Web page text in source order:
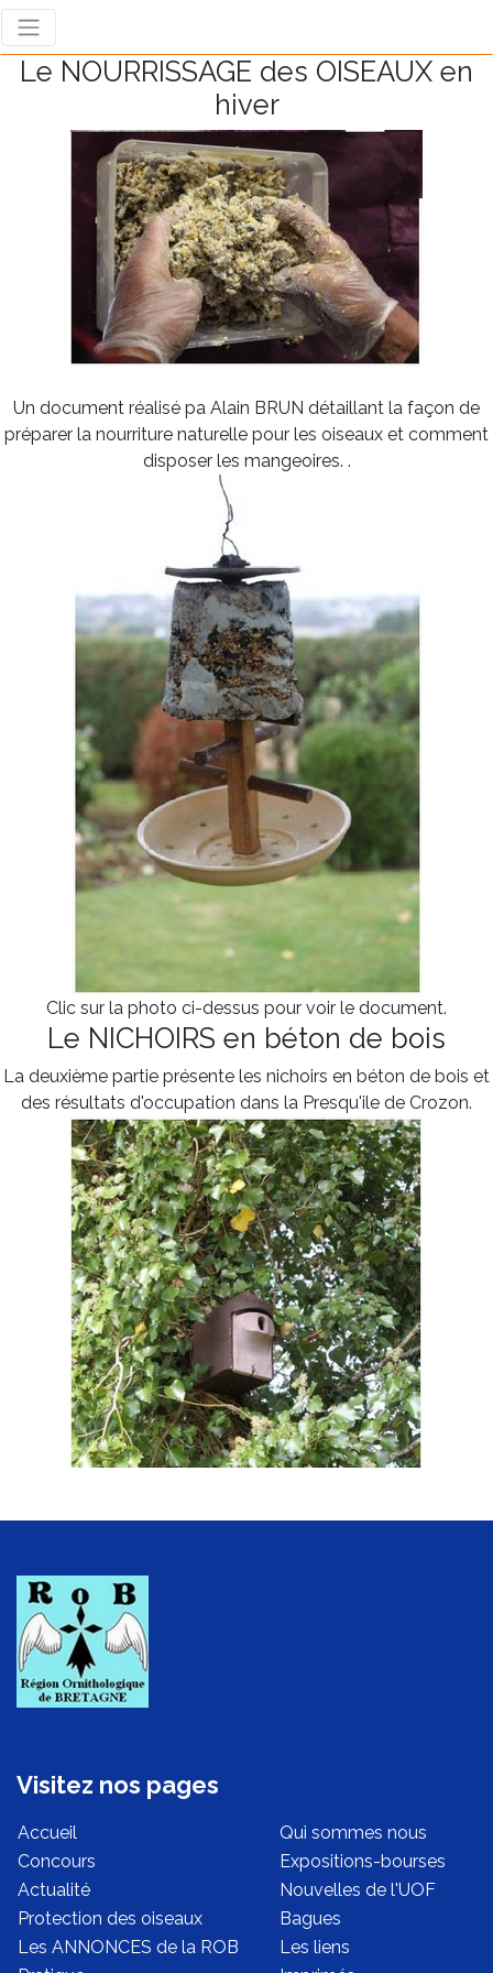
Le NOURRISSAGE des OISEAUX en
hiver
Un document réalisé pa Alain BRUN détaillant la façon de
préparer la nourriture naturelle pour les oiseaux et comment
disposer les mangeoires. .
Clic sur la photo ci-dessus pour voir le document.
Le NICHOIRS en béton de bois
La deuxième partie présente les nichoirs en béton de bois et
des résultats d'occupation dans la Presqu'ile de Crozon.
Visitez nos pages
Accueil
Qui sommes nous
Concours
Expositions-bourses
Actualité
Nouvelles de l'UOF
Protection des oiseaux
Bagues
Les ANNONCES de la ROB
Les liens